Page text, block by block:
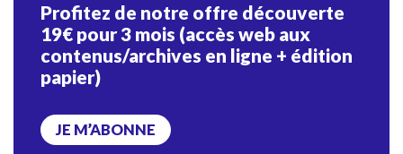
Profitez de notre offre découverte
19€ pour 3 mois (accès web aux
contenus/archives en ligne + édition
papier)
JE M’ABONNE